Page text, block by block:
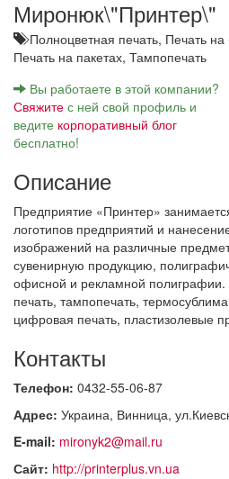
Миронюк\"Принтер\"
Полноцветная печать, Печать
Печать на пакетах, Тампопечать
Вы работаете в этой компании?
Свяжите с ней свой профиль и
ведите корпоративный блог
бесплатно!
Описание
Предприятие «Принтер»
логотипов предприятий и
изображений на различные
сувенирную продукцию,
офисной и рекламной
печать, тампопечать,
цифровая печать, пластизолевые
Контакты
Телефон: 0432-55-06-87
Адрес: Украина, Винница,
E-mail: mironyk2@mail.ru
Сайт: http://printerplus.vn.ua